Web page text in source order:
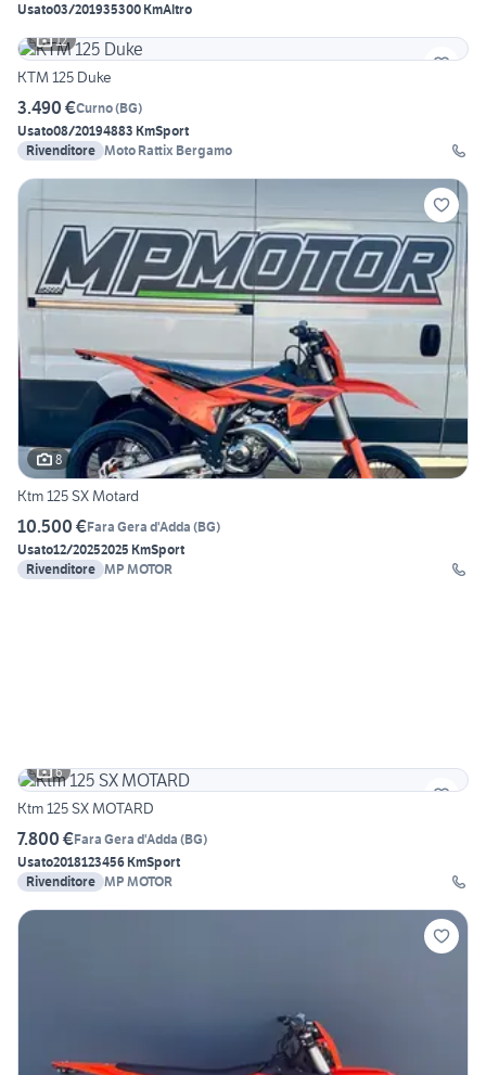
Usato03/201935300 KmAltro
12
KTM 125 Duke
3.490 €Curno(BG)
Usato08/20194883 KmSport
Rivenditore Moto Rattix Bergamo
8
Ktm 125 SX Motard
10.500 €Fara Gera d'Adda (BG)
Usato12/20252025 KmSport
Rivenditore MP MOTOR
6
Ktm 125 SX MOTARD
7.800 €Fara Gera d'Adda (BG)
Usato2018123456 KmSport
Rivenditore MP MOTOR